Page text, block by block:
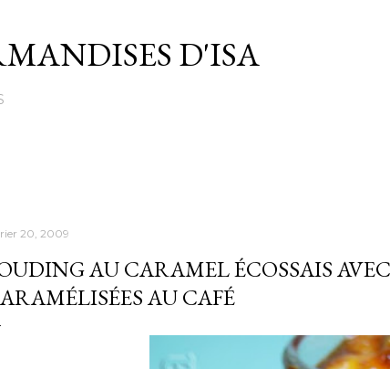
D'ISA
20, 2009
AU CARAMEL ÉCOSSAIS
AU CAFÉ